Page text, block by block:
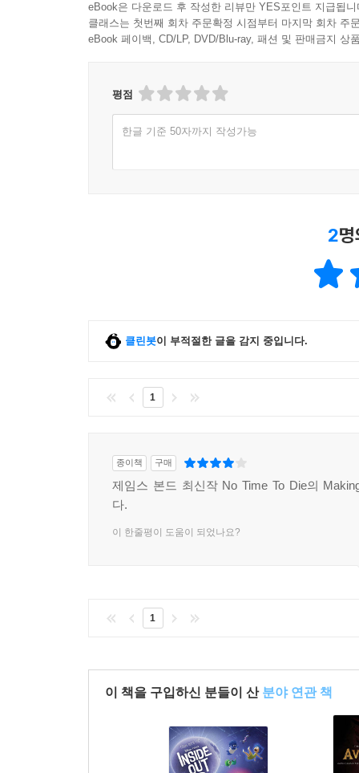
eBook은 다운로드 후 작성한 리뷰만 YES포인트 지급됩니
클래스는 첫번째 회차 주문확정 시점부터 마지막 회차 주
eBook 페이백, CD/LP, DVD/Blu-ray, 패션 및 판매금지 상
평점
한글 기준 50자까지 작성가능
2
클린봇이 부적절한 글을 감지 중입니다.
1
종이책 구매
제임스 본드 최신작 No Time To Die의
다.
이 한줄평이 도움이 되었나요?
1
이 책을 구입하신 분들이 산 분야 연관 책